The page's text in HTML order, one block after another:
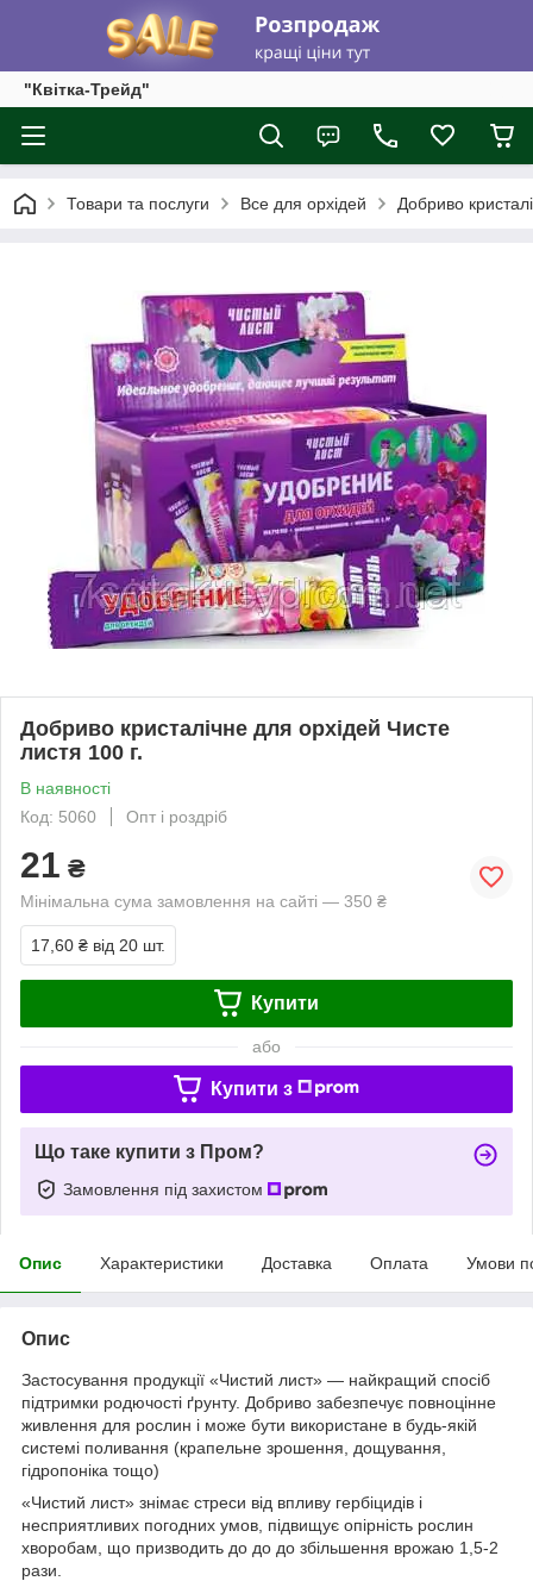
"Квітка-Трейд"
Товари та послуги Все для орхідей Добриво
Добриво кристалічне для орхідей Чисте
листя 100 г.
В наявності
Код: 5060
Опт і роздріб
21 ₴
Мінімальна сума замовлення на сайті — 350 ₴
17,60 ₴ від 20 шт.
Купити
або
Купити з
Що таке купити з Пром?
Замовлення під захистом
Опис Характеристики Доставка Оплата Умови
Опис
Застосування продукції «Чистий лист» — найкращий спосіб
підтримки родючості ґрунту. Добриво забезпечує повноцінне
живлення для рослин і може бути використане в будь-якій
системі поливання (крапельне зрошення, дощування,
гідропоніка тощо)
«Чистий лист» знімає стреси від впливу гербіцидів і
несприятливих погодних умов, підвищує опірність рослин
хворобам, що призводить до до до збільшення врожаю 1,5-2
рази.